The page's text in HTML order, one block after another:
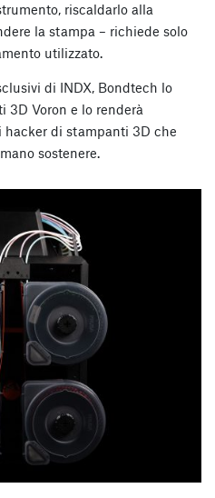
riscaldarlo alla
la stampa – richiede solo
utilizzato.
di INDX, Bondtech lo
3D Voron e lo renderà
di stampanti 3D che
sostenere.